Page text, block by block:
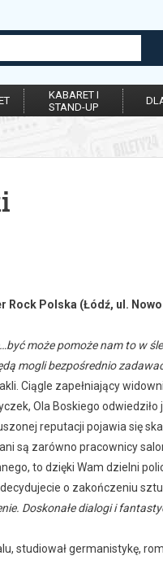
KABARET I
STAND-UP
Rock Polska (Łódź, ul.
może pomoże nam to w
mogli bezpośrednio
Ciągle zapełniający
Ola Boskiego odwiedziło
reputacji pojawia się
są zarówno pracownicy
to dzięki Wam dzielni
o zakończeniu
Doskonałe dialogi i
studiował germanistykę,